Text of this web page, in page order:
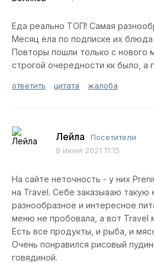
Еда реально ТОП! Самая
Месяц ела по подписке их
Повторы пошли только с нового
строгой очередности кк было, а
ответить цитата жалоба
Лейла
Посетители
8 июня 2021 11:15
На сайте неточность - у них
на Travel. Себе заказыааю такую
разнообразное и интересное
меню не пробовала, а вот Travel
Есть все продукты, и рыба, и
Очень понравился рисовый
говядиной.